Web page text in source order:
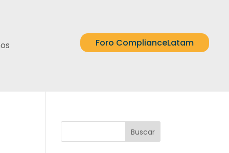
Foro ComplianceLatam
Buscar